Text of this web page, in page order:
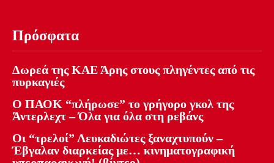
Πρόσφατα
Δωρεά της ΚΑΕ Άρης στους πληγέντες από τις
πυρκαγιές
Ο ΠΑΟΚ “πλήρωσε” το γρήγορο γκολ της
Άντερλεχτ – Όλα για όλα στη ρεβάνς
Οι “τρελοί” Λευκαδιώτες ξαναχτυπούν –
Έβγαλαν διαρκείας με… κινηματογραφική